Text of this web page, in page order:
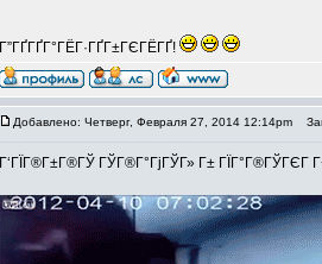
Г”ГҐГҐГ°ГЁГ·ГҐГ±ГЄГЁГҐ!
Добавлено: Четверг, Февраля 27, 2014 12:14pm
Г‘ГЇГ®Г±Г®ГЎ ГЎГ®Г°ГјГЎГ» Г± ГЇГ°Г®ГЎГЄГ